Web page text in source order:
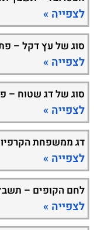
לצפייה »
סוג של עץ דקל –
לצפייה »
סוג של דג שטוח –
לצפייה »
דג ממשפחת
לצפייה »
לחם הקופים –
לצפייה »